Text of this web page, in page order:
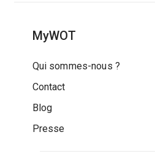
MyWOT
Qui sommes-nous ?
Contact
Blog
Presse